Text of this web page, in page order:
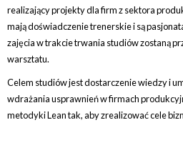
realizający projekty dla firm z sektora
mają doświadczenie trenerskie i są
zajęcia w trakcie trwania studiów zostaną
warsztatu.
Celem studiów jest dostarczenie wiedzy i
wdrażania usprawnień w firmach
metodyki Lean tak, aby zrealizować cele